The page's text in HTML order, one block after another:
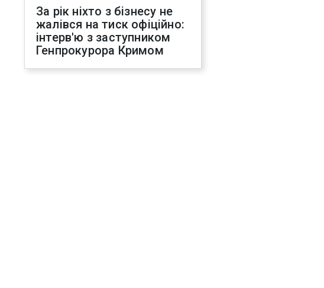
За рік ніхто з бізнесу не
жалівся на тиск офіційно:
інтерв'ю з заступником
Генпрокурора Кримом